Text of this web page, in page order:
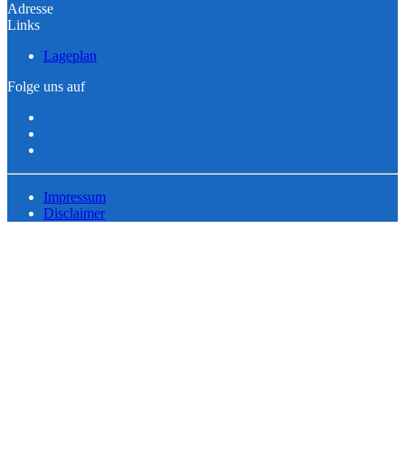
Adresse
Links
Lageplan
Folge uns auf
Impressum
Disclaimer